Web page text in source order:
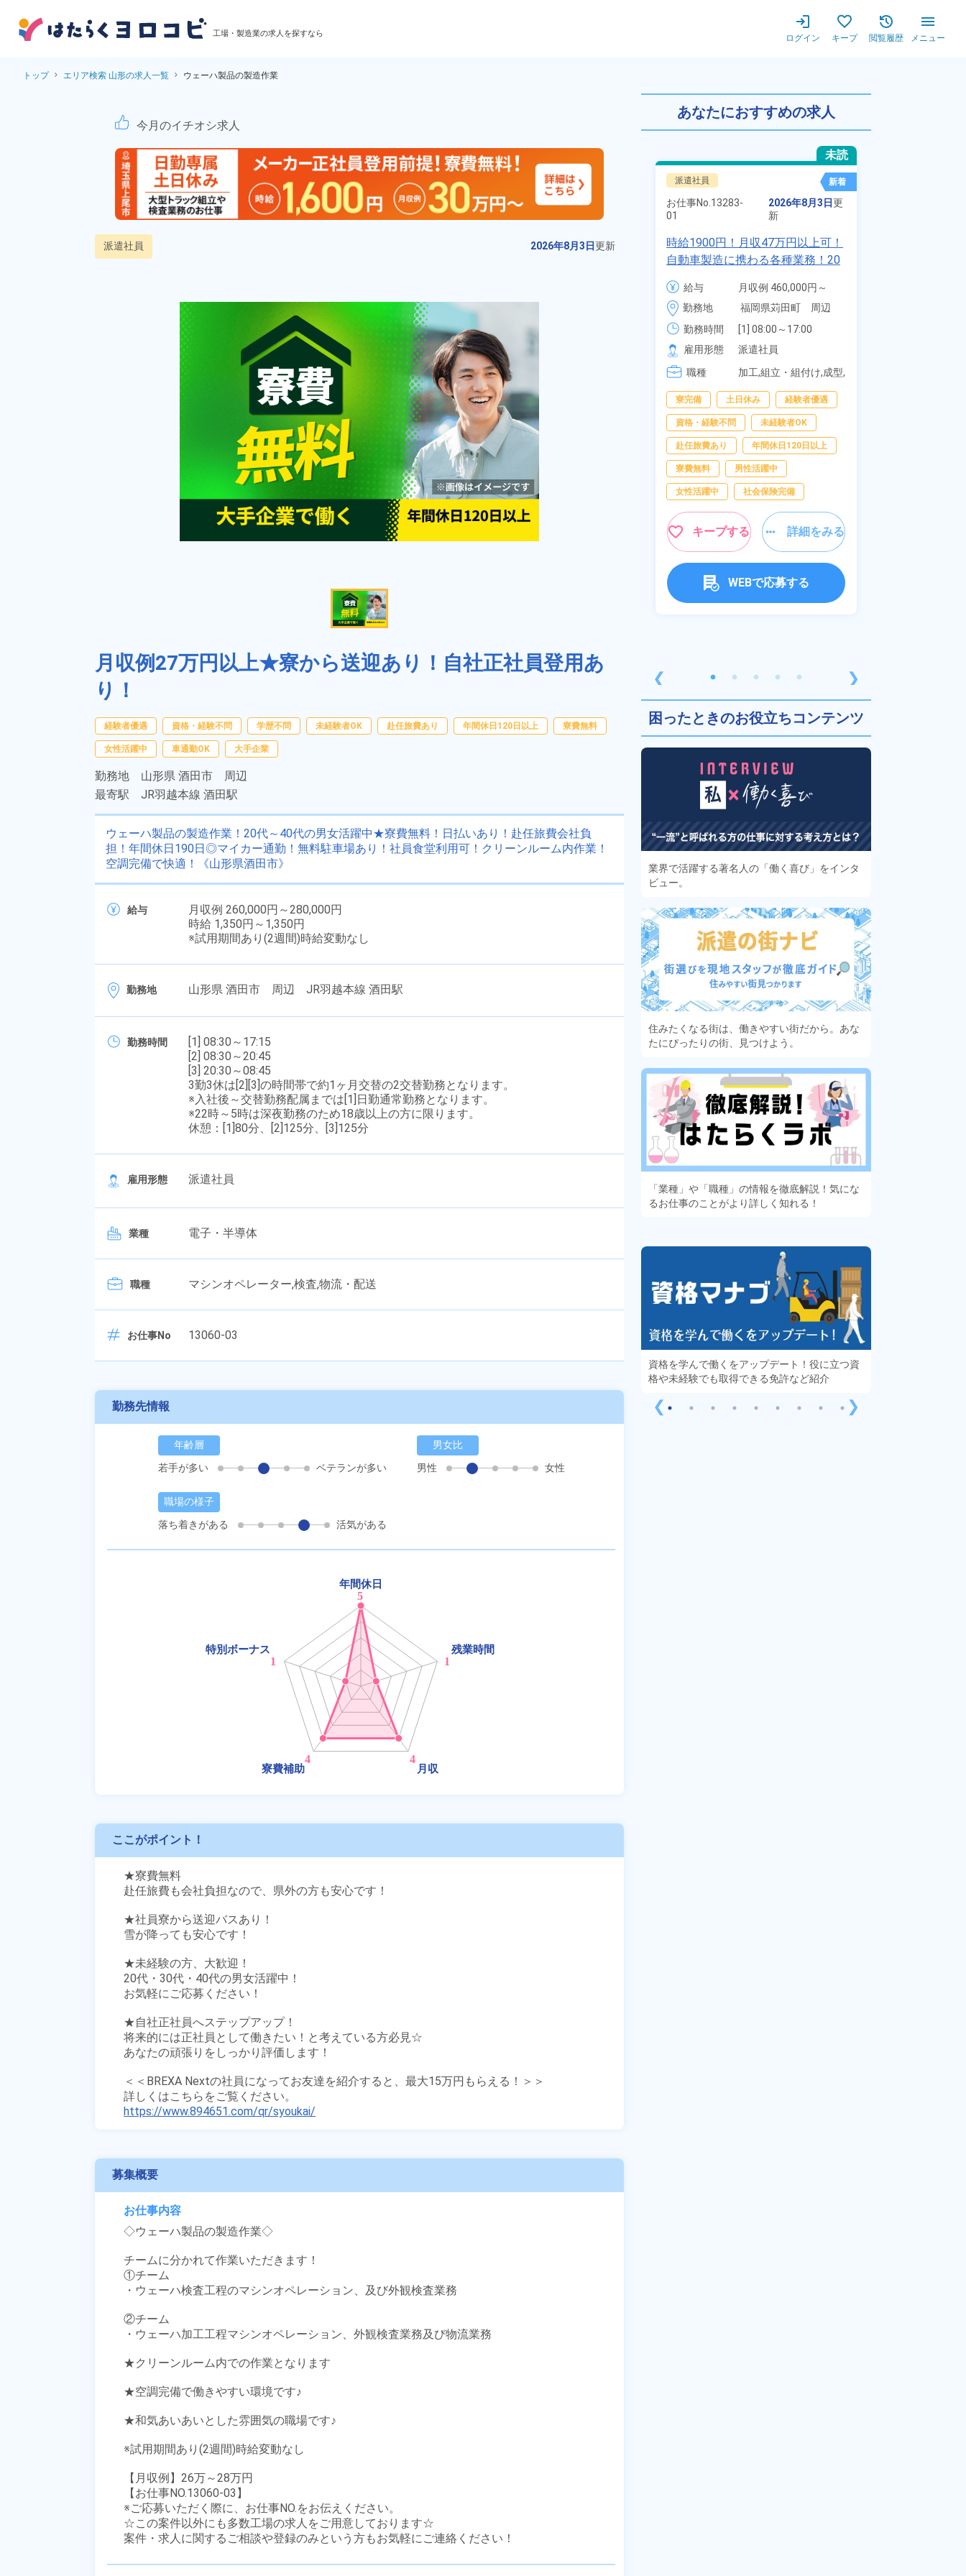
工場・製造業の求人を探すなら ログイン キープ 閲覧履歴 メニュー
トップ エリア検索 山形の求人一覧 ウェーハ製品の製造作業
ウェーハ製品の製造作業！20代～40代の男女活躍中★寮費無料！日払いあり！赴
今月のイチオシ求人
派遣社員 2026年8月3日更新
月収例27万円以上★寮から送迎あり！自社正社員登用あ
り！
経験者優遇 資格・経験不問 学歴不問 未経験者OK 赴任旅費あり 年間休日120日以上 寮費無料
女性活躍中 車通勤OK 大手企業
勤務地 山形県 酒田市 周辺
最寄駅 JR羽越本線 酒田駅
ウェーハ製品の製造作業！20代～40代の男女活躍中★寮費無料！日払いあり！赴任旅費会社負
担！年間休日190日◎マイカー通勤！無料駐車場あり！社員食堂利用可！クリーンルーム内作業！
空調完備で快適！《山形県酒田市》
給与
月収例 260,000円～280,000円
時給 1,350円～1,350円
※試用期間あり(2週間)時給変動なし
勤務地 山形県 酒田市 周辺 JR羽越本線 酒田駅
勤務時間
[1] 08:30～17:15
[2] 08:30～20:45
[3] 20:30～08:45
3勤3休は[2][3]の時間帯で約1ヶ月交替の2交替勤務となります。
※入社後～交替勤務配属までは[1]日勤通常勤務となります。
※22時～5時は深夜勤務のため18歳以上の方に限ります。
休憩：[1]80分、[2]125分、[3]125分
雇用形態 派遣社員
業種 電子・半導体
職種 マシンオペレーター,検査,物流・配送
お仕事No 13060-03
勤務先情報
年齢層
若手が多い
ベテランが多い
男女比
男性
女性
職場の様子
落ち着きがある
活気がある
ここがポイント！
★寮費無料
赴任旅費も会社負担なので、県外の方も安心です！
★社員寮から送迎バスあり！
雪が降っても安心です！
★未経験の方、大歓迎！
20代・30代・40代の男女活躍中！
お気軽にご応募ください！
★自社正社員へステップアップ！
将来的には正社員として働きたい！と考えている方必見☆
あなたの頑張りをしっかり評価します！
＜＜BREXA Nextの社員になってお友達を紹介すると、最大15万円もらえる！＞＞
https://www.894651.com/qr/syoukai/
募集概要
お仕事内容
◇ウェーハ製品の製造作業◇
チームに分かれて作業いただきます！
①チーム
・ウェーハ検査工程のマシンオペレーション、及び外観検査業務
②チーム
・ウェーハ加工工程マシンオペレーション、外観検査業務及び物流業務
★クリーンルーム内での作業となります
★空調完備で働きやすい環境です♪
★和気あいあいとした雰囲気の職場です♪
※試用期間あり(2週間)時給変動なし
【月収例】26万～28万円
【お仕事NO.13060-03】
※ご応募いただく際に、お仕事NO.をお伝えください。
☆この案件以外にも多数工場の求人をご用意しております☆
案件・求人に関するご相談や登録のみという方もお気軽にご連絡ください！
あなたにおすすめの求人
❮
未読
期間従業員
お仕事No.4831-
01
2026年8月3日
株式会社クボタ【期間従業員 募
集】建設機械の組立・加工業務！
正社員登用制度あり！人気の土日
祝休みのお仕事！備品付きワンル
ーム寮完備！社会保険完備◎入社
支度金あり《大阪府枚方市》
勤務地
大阪府枚方市　周辺
勤務時間
雇用形態
期間従業員
職種
加工,組立・組付け,板
金・塗装,鋳造・鍛造,溶
接,部品供給・充填・運
搬,検査,フォークリフト
未経験者OK 男性活躍中
送迎あり 赴任旅費あり
寮完備 年間休日120日以上
寮費無料 社会保険完備
土日祝休み 経験者優遇
資格・経験不問
未読
派遣社員 新着
お仕事No. 13283-
01
2026年8月3日更
新
時給1900円！月収47万円以上可！
自動車製造に携わる各種業務！20
代～40代の男女活躍中★ワンルー
ム寮無料！マイカー通勤OK！無料
駐車場あり！赴任旅費会社負担！
社員食堂あり！日払いあり！土日
休み！特別賞与90万円支給！《福
岡県京都郡苅田町》
給与
月収例 460,000円～
480,000円
時給 1,900円～1,900円
勤務地
福岡県苅田町　周辺
勤務時間
[1] 08:00～17:00
[2] 20:00～05:00
[3] 06:30～15:00
[4] 14:30～23:00
雇用形態
派遣社員
職種
加工,組立・組付け,成型,
オペレーター,部品供
給・充填・運搬,検査,物
流・配送
寮完備 土日休み 経験者優遇
資格・経験不問 未経験者OK
赴任旅費あり 年間休日120日以上
寮費無料 男性活躍中
女性活躍中 社会保険完備
キープする 詳細をみる
WEBで応募する
❯
困ったときのお役立ちコンテンツ
業界で活躍する著名人の「働く喜び」をインタ
ビュー。
住みたくなる街は、働きやすい街だから。あな
たにぴったりの街、見つけよう。
「業種」や「職種」の情報を徹底解説！気にな
るお仕事のことがより詳しく知れる！
❮
あるモノに魅了され続け気がつけばマニア
はず！
資格を学んで働くをアップデート！役に立つ資
格や未経験でも取得できる免許など紹介
❯